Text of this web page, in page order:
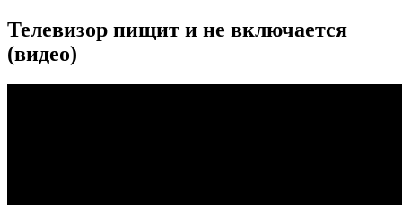
Телевизор пищит и не включается
(видео)